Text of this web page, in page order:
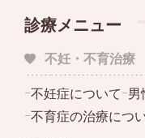
診療メニュー
不妊・不育治療
ｰ不妊症についてｰ男
ｰ不育症の治療につ